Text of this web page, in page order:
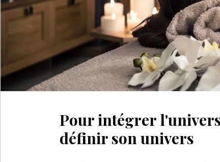
Pour intégrer
définir son univers